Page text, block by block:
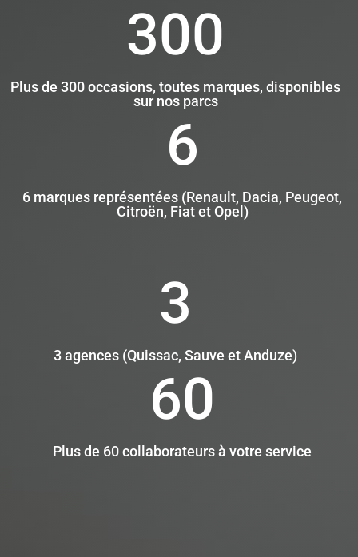
300
Plus de 300 occasions, toutes marques, disponibles
sur nos parcs
6
6 marques représentées (Renault, Dacia, Peugeot,
Citroën, Fiat et Opel)
3
3 agences (Quissac, Sauve et Anduze)
60
Plus de 60 collaborateurs à votre service